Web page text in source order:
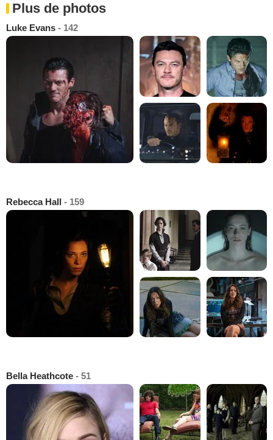
Plus de photos
Luke Evans - 142
Rebecca Hall - 159
Bella Heathcote - 51